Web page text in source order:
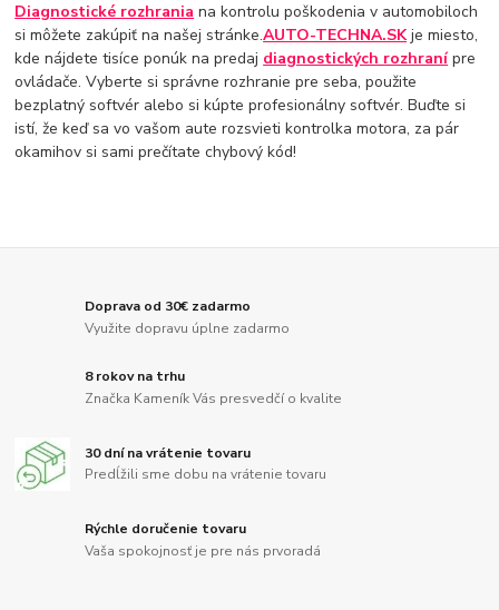
Diagnostické rozhrania na kontrolu poškodenia v automobiloch
si môžete zakúpiť na našej stránke.AUTO-TECHNA.SKje miesto,
kde nájdete tisíce ponúk na predaj diagnostických rozhranípre
ovládače. Vyberte si správne rozhranie pre seba, použite
bezplatný softvér alebo si kúpte profesionálny softvér. Buďte si
istí, že keď sa vo vašom aute rozsvieti kontrolka motora, za pár
okamihov si sami prečítate chybový kód!
Doprava od 30€ zadarmo
Využite dopravu úplne zadarmo
8 rokov na trhu
Značka Kameník Vás presvedčí o kvalite
30 dní na vrátenie tovaru
Predĺžili sme dobu na vrátenie tovaru
Rýchle doručenie tovaru
Vaša spokojnosť je pre nás prvoradá